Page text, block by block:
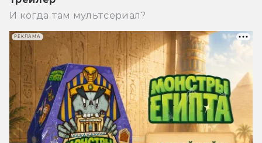
И когда там мультсериал?
РЕКЛАМА